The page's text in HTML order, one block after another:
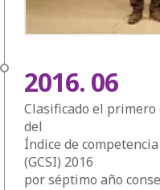
2016. 06
Clasificado el
del
Índice de
(GCSI) 2016
por séptimo año